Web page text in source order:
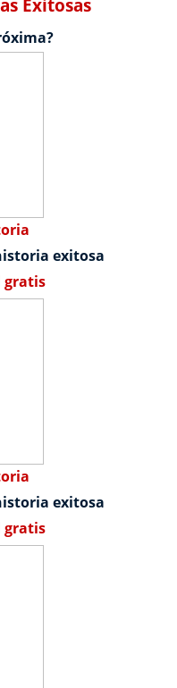
Exitosas
exitosa
gratis
exitosa
gratis